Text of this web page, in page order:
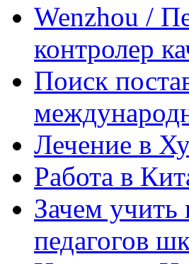
Wenzhou /
контролер
Поиск
Лечение в
Работа в
Зачем учить
педагогов